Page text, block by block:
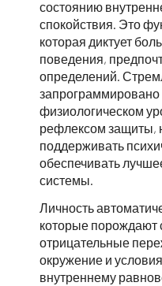
состоянию
спокойствия. Это
которая диктует
поведения,
определений.
запрограммировано
физиологическом
рефлексом защиты,
поддерживать
обеспечивать
системы.
Личность
которые порождают
отрицательные
окружение и
внутреннему